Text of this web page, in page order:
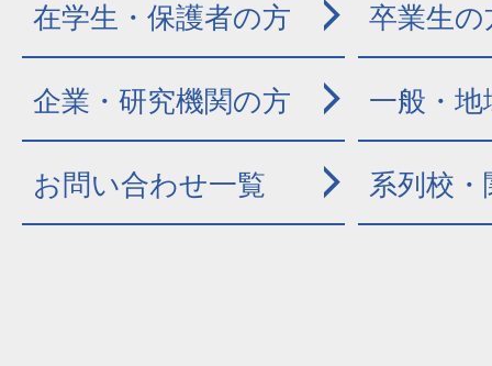
在学生・保護者の方 卒業生の
企業・研究機関の方 一般・地
お問い合わせ一覧 系列校